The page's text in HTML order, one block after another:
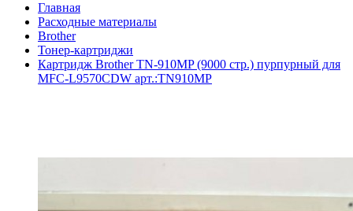
Главная
Расходные материалы
Brother
Тонер-картриджи
Картридж Brother TN-910MP (9000 стр.) пурпурный для
MFC-L9570CDW арт.:TN910MP